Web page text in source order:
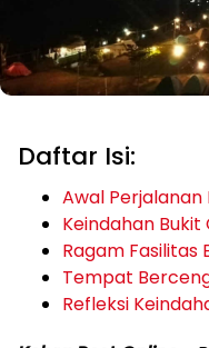
Daftar Isi:
Awal Perjalanan
Keindahan
Ragam Fasilitas
Tempat
Refleksi